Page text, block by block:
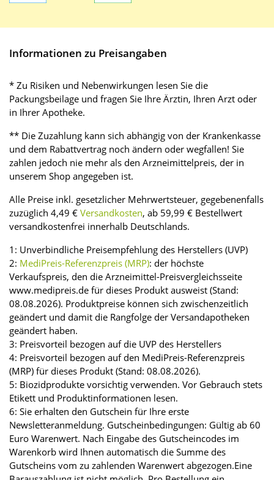
Informationen zu Preisangaben
* Zu Risiken und Nebenwirkungen lesen Sie die
Packungsbeilage und fragen Sie Ihre Ärztin, Ihren Arzt oder
in Ihrer Apotheke.
** Die Zuzahlung kann sich abhängig von der Krankenkasse
und dem Rabattvertrag noch ändern oder wegfallen! Sie
zahlen jedoch nie mehr als den Arzneimittelpreis, der in
unserem Shop angegeben ist.
Alle Preise inkl. gesetzlicher Mehrwertsteuer, gegebenenfalls
zuzüglich 4,49 € Versandkosten, ab 59,99 € Bestellwert
versandkostenfrei innerhalb Deutschlands.
1: Unverbindliche Preisempfehlung des Herstellers (UVP)
2: MediPreis-Referenzpreis (MRP): der höchste
Verkaufspreis, den die Arzneimittel-Preisvergleichsseite
www.medipreis.de für dieses Produkt ausweist (Stand:
08.08.2026). Produktpreise können sich zwischenzeitlich
geändert und damit die Rangfolge der Versandapotheken
geändert haben.
3: Preisvorteil bezogen auf die UVP des Herstellers
4: Preisvorteil bezogen auf den MediPreis-Referenzpreis
(MRP) für dieses Produkt (Stand: 08.08.2026).
5: Biozidprodukte vorsichtig verwenden. Vor Gebrauch stets
Etikett und Produktinformationen lesen.
6: Sie erhalten den Gutschein für Ihre erste
Newsletteranmeldung. Gutscheinbedingungen: Gültig ab 60
Euro Warenwert. Nach Eingabe des Gutscheincodes im
Warenkorb wird Ihnen automatisch die Summe des
Gutscheins vom zu zahlenden Warenwert abgezogen.Eine